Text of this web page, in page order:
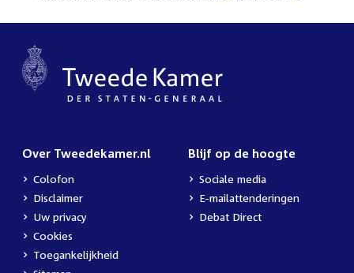
Over Tweedekamer.nl
Colofon
Disclaimer
Uw privacy
Cookies
Toegankelijkheid
Blijf op de hoogte
Sociale media
E-mailattenderingen
Debat Direct